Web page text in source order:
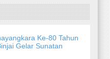
Ke-80 Tahun
Gelar Sunatan